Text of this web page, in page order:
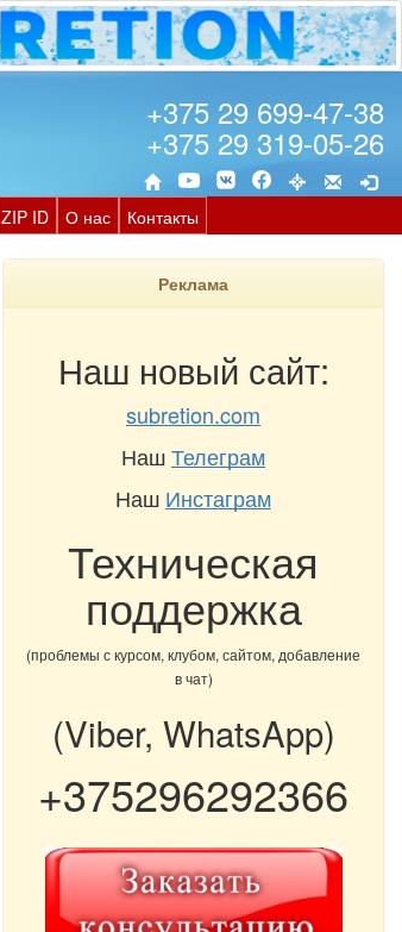
+375 29 699-47-38
+375 29 319-05-26
ZIP ID О нас Контакты
Реклама
Наш новый сайт:
subretion.com
НашТелеграм
Наш Инстаграм
Техническая
поддержка
(проблемы с курсом, клубом, сайтом, добавление
в чат)
(Viber, WhatsApp)
+375296292366